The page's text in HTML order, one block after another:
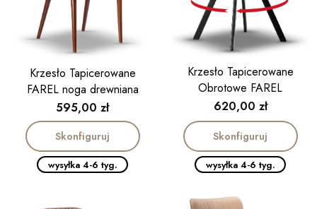
Krzesło Tapicerowane
FAREL noga drewniana
Cena
595,00 zł
Skonfiguruj
wysyłka 4-6 tyg.
Krzesło Tapicerowane
Obrotowe FAREL
Cena
620,00 zł
Skonfiguruj
wysyłka 4-6 tyg.